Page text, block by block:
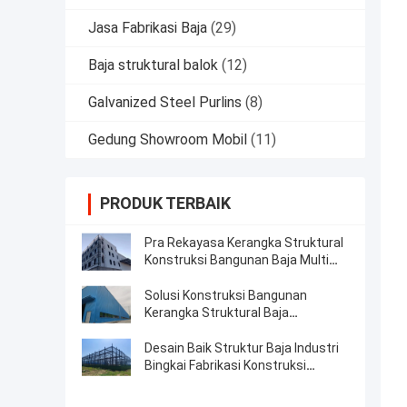
Jasa Fabrikasi Baja (29)
Baja struktural balok (12)
Galvanized Steel Purlins (8)
Gedung Showroom Mobil (11)
PRODUK TERBAIK
Pra Rekayasa Kerangka Struktural
Konstruksi Bangunan Baja Multi
Solusi Konstruksi Bangunan
Kerangka Struktural Baja
Desain Baik Struktur Baja Industri
Bingkai Fabrikasi Konstruksi